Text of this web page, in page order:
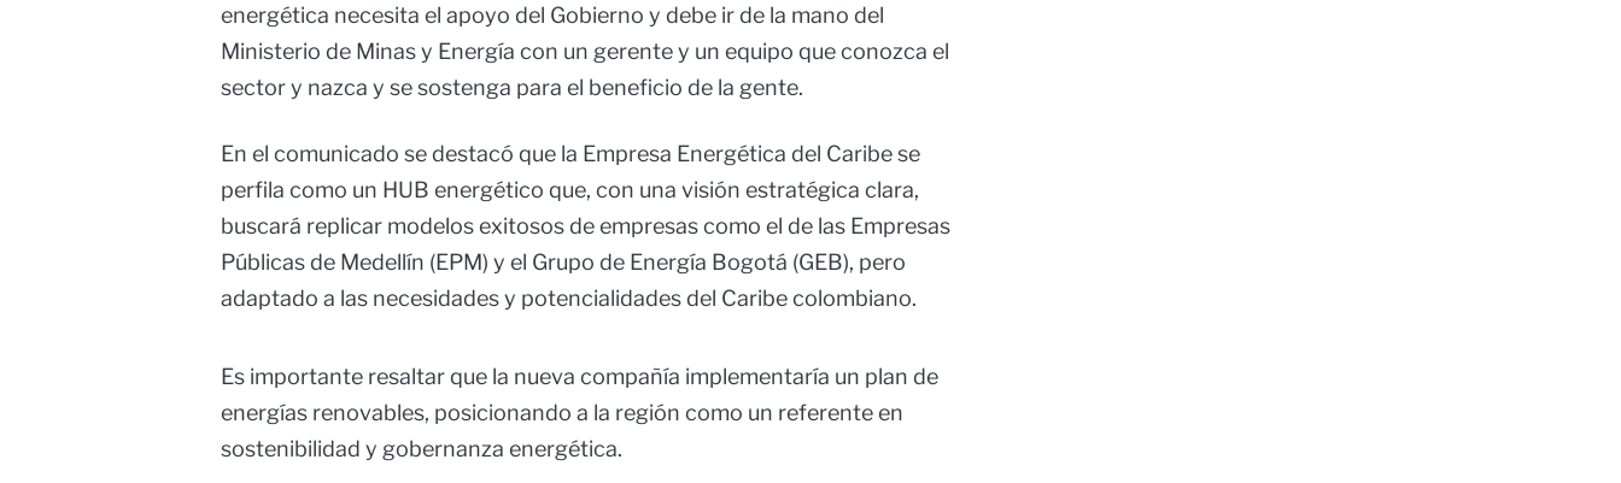
energética necesita el apoyo del Gobierno y debe ir de la mano del
Ministerio de Minas y Energía con un gerente y un equipo que conozca el
sector y nazca y se sostenga para el beneficio de la gente.
En el comunicado se destacó que la Empresa Energética del Caribe se
perfila como un HUB energético que, con una visión estratégica clara,
buscará replicar modelos exitosos de empresas como el de las Empresas
Públicas de Medellín (EPM) y el Grupo de Energía Bogotá (GEB), pero
adaptado a las necesidades y potencialidades del Caribe colombiano.
Es importante resaltar que la nueva compañía implementaría un plan de
energías renovables, posicionando a la región como un referente en
sostenibilidad y gobernanza energética.